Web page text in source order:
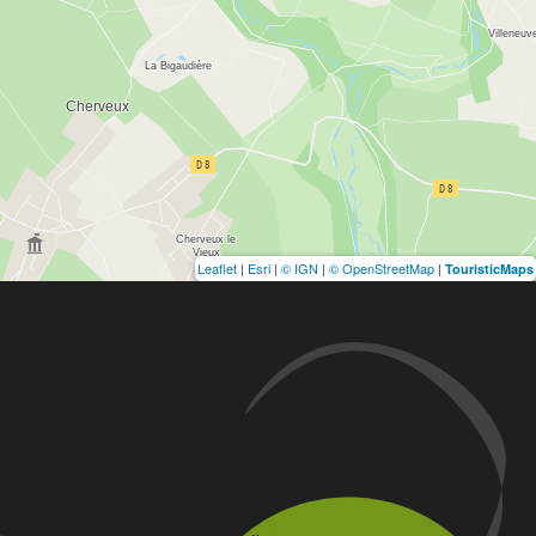
Leaflet | Esri | © IGN | © OpenStreetMap | TouristicMaps